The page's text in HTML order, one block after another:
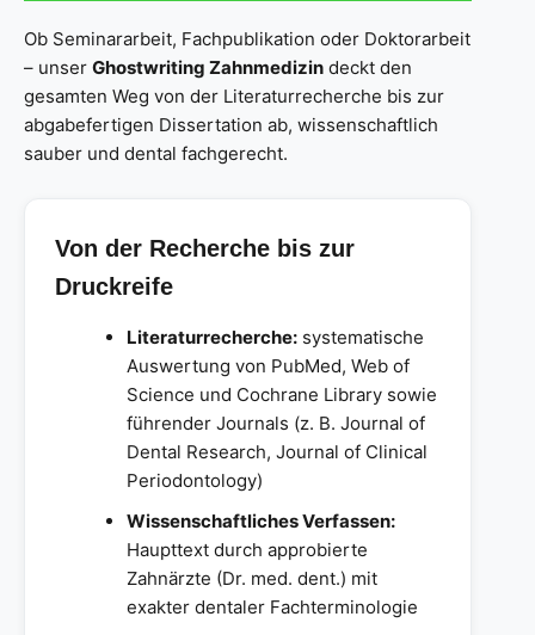
Ob Seminararbeit, Fachpublikation oder Doktorarbeit
– unser Ghostwriting Zahnmedizin deckt den
gesamten Weg von der Literaturrecherche bis zur
abgabefertigen Dissertation ab, wissenschaftlich
sauber und dental fachgerecht.
Von der Recherche bis zur
Druckreife
Literaturrecherche: systematische
Auswertung von PubMed, Web of
Science und Cochrane Library sowie
führender Journals (z. B. Journal of
Dental Research, Journal of Clinical
Periodontology)
Wissenschaftliches Verfassen:
Haupttext durch approbierte
Zahnärzte (Dr. med. dent.) mit
exakter dentaler Fachterminologie